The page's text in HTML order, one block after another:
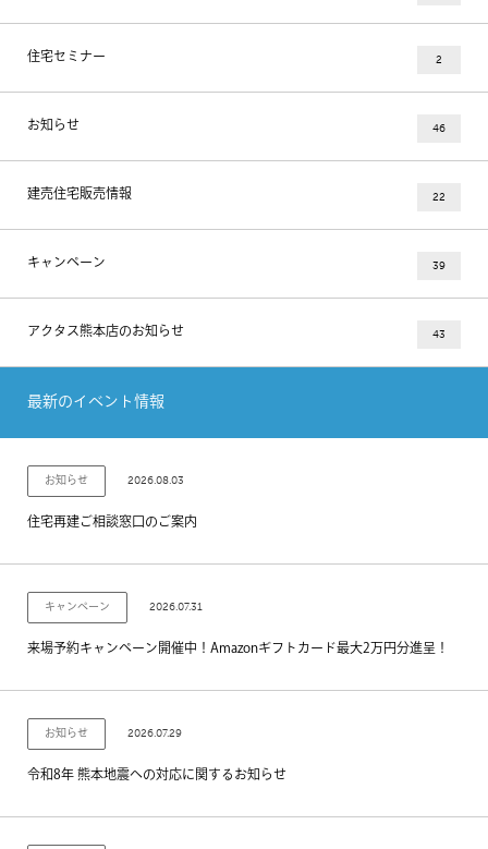
住宅セミナー 2
お知らせ 46
建売住宅販売情報 22
キャンペーン 39
アクタス熊本店のお知らせ 43
最新のイベント情報
お知らせ 2026.08.03
住宅再建ご相談窓口のご案内
キャンペーン 2026.07.31
来場予約キャンペーン開催中！Amazonギフトカード最大2万円分進呈！
お知らせ 2026.07.29
令和8年 熊本地震への対応に関するお知らせ